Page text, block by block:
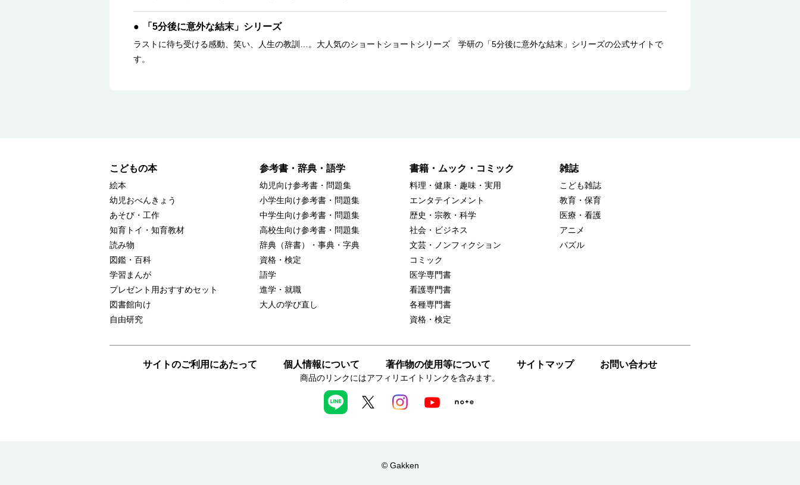
「5分後に意外な結末」シリーズ
ラストに待ち受ける感動、笑い、人生の教訓…。大人気のショートショートシリーズ 学研の「5分後に意外な結末」シリーズの公式サイトで
す。
こどもの本
絵本
幼児おべんきょう
あそび・工作
知育トイ・知育教材
読み物
図鑑・百科
学習まんが
プレゼント用おすすめセット
図書館向け
自由研究
参考書・辞典・語学
幼児向け参考書・問題集
小学生向け参考書・問題集
中学生向け参考書・問題集
高校生向け参考書・問題集
辞典（辞書）・事典・字典
資格・検定
語学
進学・就職
大人の学び直し
書籍・ムック・コミック
料理・健康・趣味・実用
エンタテインメント
歴史・宗教・科学
社会・ビジネス
文芸・ノンフィクション
コミック
医学専門書
看護専門書
各種専門書
資格・検定
雑誌
こども雑誌
教育・保育
医療・看護
アニメ
パズル
サイトのご利用にあたって 個人情報について 著作物の使用等について サイトマップ お問い合わせ
商品のリンクにはアフィリエイトリンクを含みます。
© Gakken